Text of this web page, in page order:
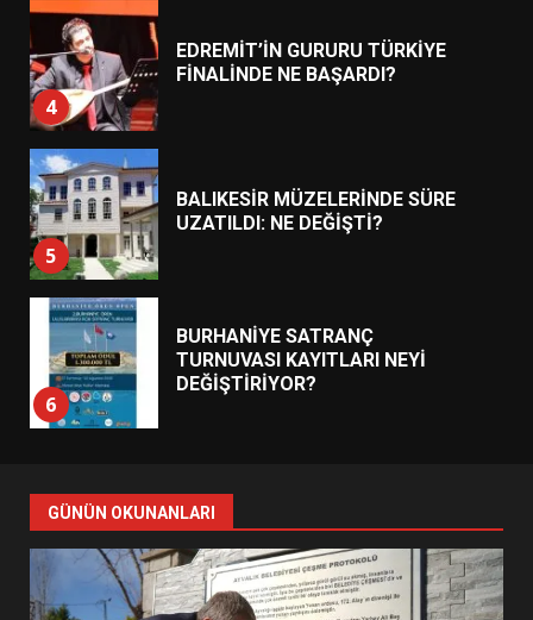
4
EDREMİT’İN GURURU TÜRKİYE
FİNALİNDE NE BAŞARDI?
5
BALIKESİR MÜZELERİNDE SÜRE
UZATILDI: NE DEĞİŞTİ?
6
BURHANİYE SATRANÇ
TURNUVASI KAYITLARI NEYİ
DEĞİŞTİRİYOR?
7
YENİ YÖNETİM NASIL
ŞEKİLLENDİ?
GÜNÜN OKUNANLARI